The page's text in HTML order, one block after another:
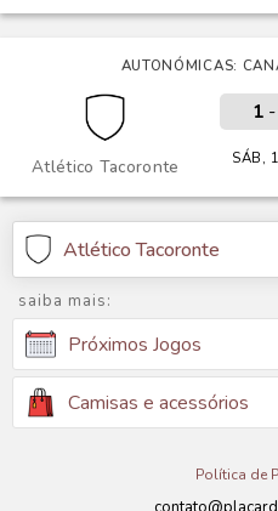
AUTONÓMICAS:
Atlético Tacoronte
1-
SÁB,
Atlético Tacoronte
saiba mais:
Próximos Jogos
Camisas e acessórios
Política de